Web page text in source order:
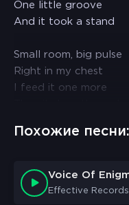
One little groove
And it took a stand
Small room, big pulse
Right in my chest
I feed it one more
Hold it
Roll it
I want it all
Похожие песни:
Voice Of
Effective Records